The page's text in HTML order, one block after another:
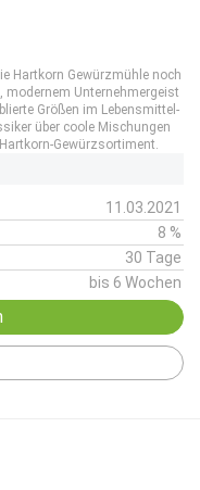
Hartkorn Gewürzmühle noch
modernem Unternehmergeist
Größen im Lebensmittel-
über coole Mischungen
Gewürzsortiment.
11.03.2021
8 %
30 Tage
bis 6 Wochen